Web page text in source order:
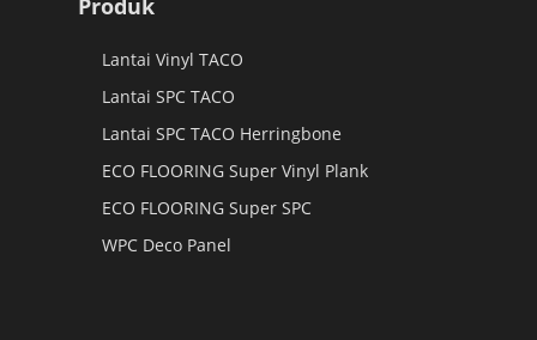
Produk
Lantai Vinyl TACO
Lantai SPC TACO
Lantai SPC TACO Herringbone
ECO FLOORING Super Vinyl Plank
ECO FLOORING Super SPC
WPC Deco Panel